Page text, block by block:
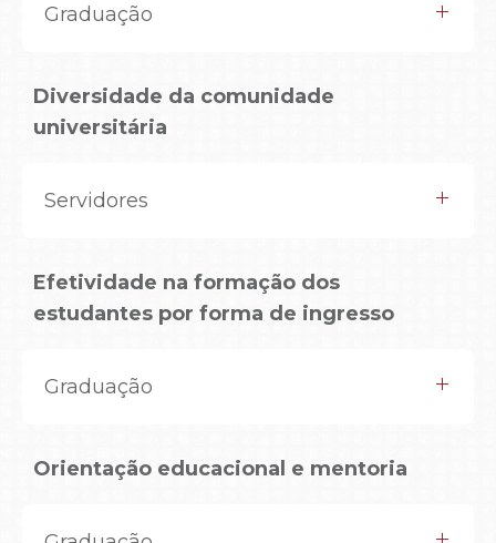
Graduação
Diversidade da comunidade
universitária
Servidores
Efetividade na formação dos
estudantes por forma de ingresso
Graduação
Orientação educacional e mentoria